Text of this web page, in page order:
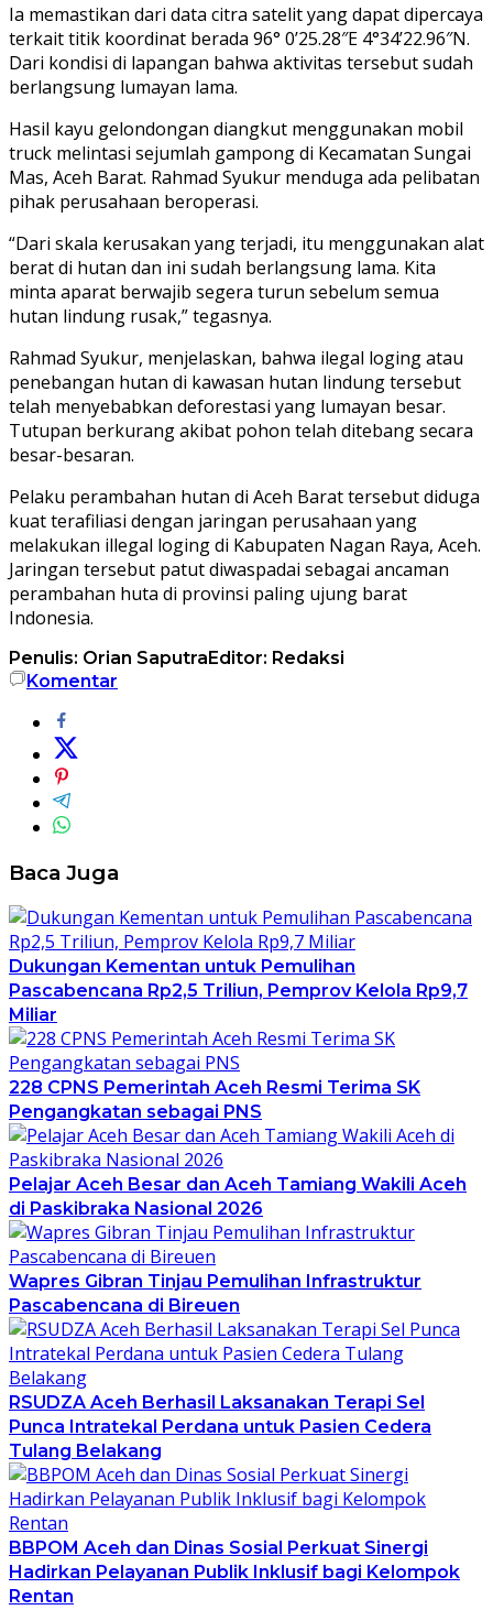
Ia memastikan dari data citra satelit yang dapat dipercaya
terkait titik koordinat berada 96° 0’25.28″E 4°34’22.96″N.
Dari kondisi di lapangan bahwa aktivitas tersebut sudah
berlangsung lumayan lama.
Hasil kayu gelondongan diangkut menggunakan mobil
truck melintasi sejumlah gampong di Kecamatan Sungai
Mas, Aceh Barat. Rahmad Syukur menduga ada pelibatan
pihak perusahaan beroperasi.
“Dari skala kerusakan yang terjadi, itu menggunakan alat
berat di hutan dan ini sudah berlangsung lama. Kita
minta aparat berwajib segera turun sebelum semua
hutan lindung rusak,” tegasnya.
Rahmad Syukur, menjelaskan, bahwa ilegal loging atau
penebangan hutan di kawasan hutan lindung tersebut
telah menyebabkan deforestasi yang lumayan besar.
Tutupan berkurang akibat pohon telah ditebang secara
besar-besaran.
Pelaku perambahan hutan di Aceh Barat tersebut diduga
kuat terafiliasi dengan jaringan perusahaan yang
melakukan illegal loging di Kabupaten Nagan Raya, Aceh.
Jaringan tersebut patut diwaspadai sebagai ancaman
perambahan huta di provinsi paling ujung barat
Indonesia.
Penulis: Orian SaputraEditor: Redaksi
Komentar
Baca Juga
Dukungan Kementan untuk Pemulihan
Pascabencana Rp2,5 Triliun, Pemprov Kelola Rp9,7
Miliar
228 CPNS Pemerintah Aceh Resmi Terima SK
Pengangkatan sebagai PNS
Pelajar Aceh Besar dan Aceh Tamiang Wakili Aceh
di Paskibraka Nasional 2026
Wapres Gibran Tinjau Pemulihan Infrastruktur
Pascabencana di Bireuen
RSUDZA Aceh Berhasil Laksanakan Terapi Sel
Punca Intratekal Perdana untuk Pasien Cedera
Tulang Belakang
BBPOM Aceh dan Dinas Sosial Perkuat Sinergi
Hadirkan Pelayanan Publik Inklusif bagi Kelompok
Rentan